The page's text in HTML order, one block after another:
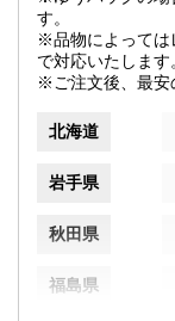
す。
※品物によっては
で対応いたします
※ご注文後、最安
北海道
岩手県
秋田県
福島県